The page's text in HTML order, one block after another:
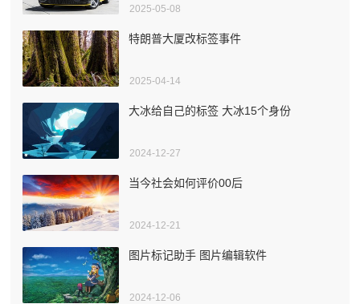
2025-05-08
特朗普大厦改标签事件
2025-04-14
大冰给自己的标签 大冰15个身份
2024-12-27
当今社会如何评价00后
2024-12-21
图片标记助手 图片编辑软件
2024-12-06